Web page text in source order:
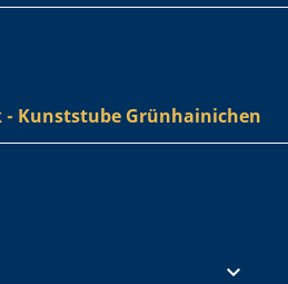
Kunststube Grünhainichen
